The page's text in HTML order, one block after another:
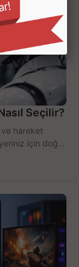
Seçilir?
ve hareket
için doğru